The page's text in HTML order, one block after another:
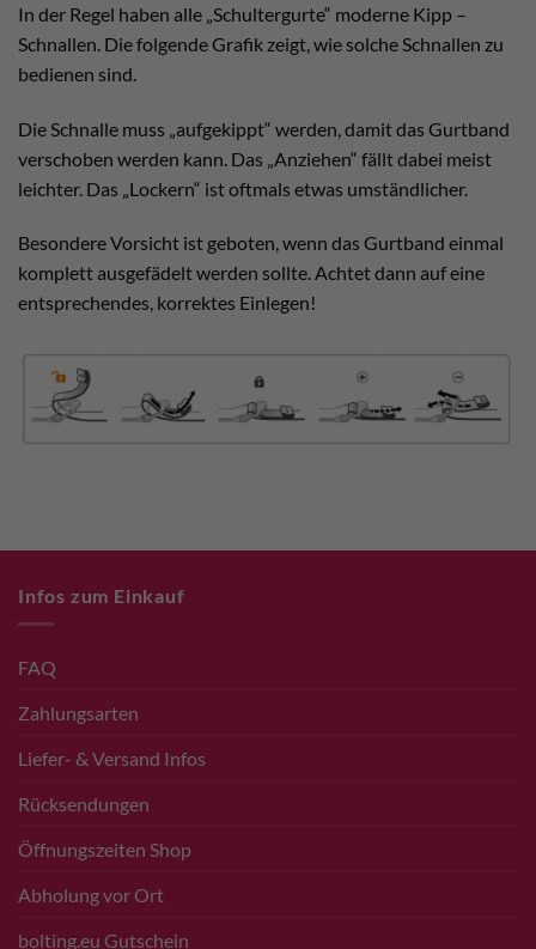
In der Regel haben alle „Schultergurte“ moderne Kipp –
Schnallen. Die folgende Grafik zeigt, wie solche Schnallen zu
bedienen sind.
Die Schnalle muss „aufgekippt“ werden, damit das Gurtband
verschoben werden kann. Das „Anziehen“ fällt dabei meist
leichter. Das „Lockern“ ist oftmals etwas umständlicher.
Besondere Vorsicht ist geboten, wenn das Gurtband einmal
komplett ausgefädelt werden sollte. Achtet dann auf eine
entsprechendes, korrektes Einlegen!
Infos zum Einkauf
FAQ
Zahlungsarten
Liefer- & Versand Infos
Rücksendungen
Öffnungszeiten Shop
Abholung vor Ort
bolting.eu Gutschein